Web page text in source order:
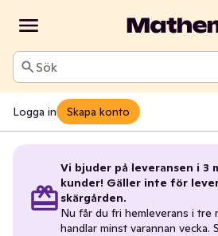
Sök
Logga in Skapa konto
Vi bjuder på leveransen i 3
kunder! Gäller inte för
skärgården.
Nu får du fri hemleverans i tre
handlar minst varannan vecka.